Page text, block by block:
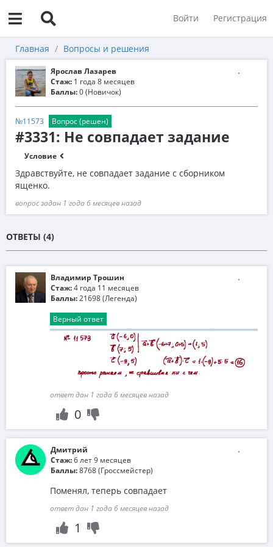
Войти Регистрация
Главная Вопросы и решения
Ярослав Лазарев
Стаж: 1 года 8 месяцев
Баллы:0 (Новичок)
№11573 Вопрос (решен)
#3331: Не совпадает задание
Условие
Здравствуйте, не совпадает задание с сборником
ященко.
вопрос задан 1 года 6 месяцев назад
ОТВЕТЫ (4)
Владимир Трошин
Стаж:4 года 11 месяцев
Баллы:21698 (Легенда)
Верный ответ
ответ дан 1 года 6 месяцев назад
0
Дмитрий
Стаж:6 лет 9 месяцев
Баллы:8768 (Гроссмейстер)
Поменял, теперь совпадает
ответ дан 1 года 6 месяцев назад
1